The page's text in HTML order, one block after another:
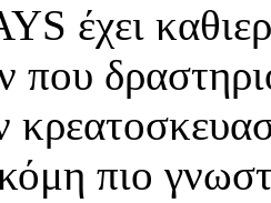
έχει
που
πιο